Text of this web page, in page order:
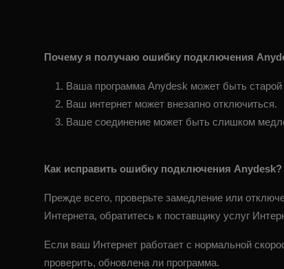
Почему я получаю ошибку подключения
Ваша программа Anydesk может быть
Ваш интернет может внезапно отключиться.
Ваше соединение может быть слишком
Как исправить ошибку подключения Anydesk?
Прежде всего, проверьте замедление или
Интернета, обратитесь к поставщику услуг
Если ваш Интернет работает с нормальной
проверить, обновлена ​​ли программа.